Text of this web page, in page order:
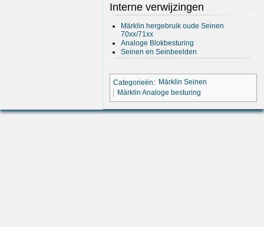
Interne verwijzingen
Märklin hergebruik oude Seinen
70xx/71xx
Analoge Blokbesturing
Seinen en Seinbeelden
Categorieën: Märklin Seinen
Märklin Analoge besturing